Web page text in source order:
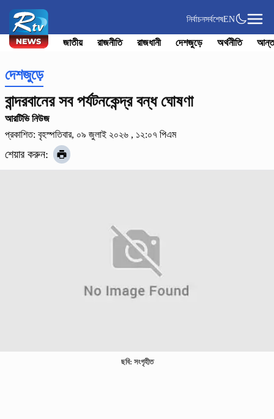
নির্বাচনসর্বশেষEN
জাতীয় রাজনীতি রাজধানী দেশজুড়ে অর্থনীতি
দেশজুড়ে
বান্দরবানের সব পর্যটনকেন্দ্র বন্ধ ঘোষণা
আরটিভি নিউজ
প্রকাশিত: বৃহস্পতিবার, ০৯ জুলাই ২০২৬ , ১২:০৭ পিএম
শেয়ার করুন:
ছবি: সংগৃহীত